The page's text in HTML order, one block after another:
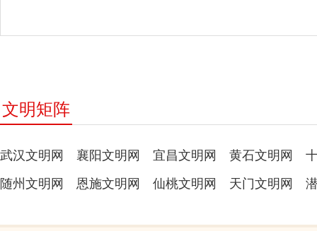
文明矩阵
武汉文明网 襄阳文明网 宜昌文明网 黄石文明网
随州文明网
恩施文明网 仙桃文明网 天门文明网